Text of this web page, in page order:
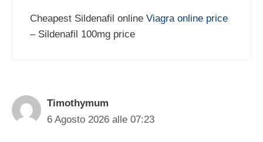
Cheapest Sildenafil online Viagra online price
– Sildenafil 100mg price
Timothymum
6 Agosto 2026 alle 07:23